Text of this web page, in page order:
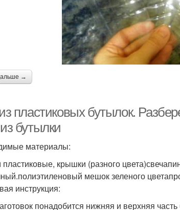
→
пластиковых бутылок.
бутылки
материалы:
пластиковые, крышки (разного
мешок зеленого
инструкция:
понадобится нижняя и верхняя